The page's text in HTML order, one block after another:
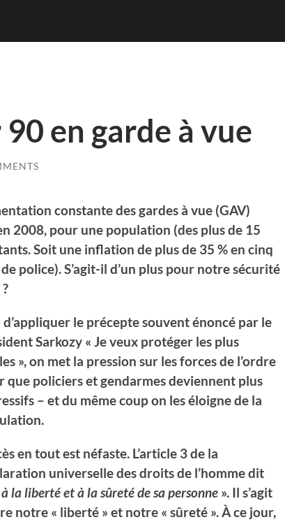
en garde à vue
constante des gardes à vue (GAV)
2008, pour une population (des plus de 15
Soit une inflation de plus de 35 % en cinq
police). S’agit-il d’un plus pour notre sécurité
le précepte souvent énoncé par le
Sarkozy « Je veux protéger les plus
», on met la pression sur les forces de l’ordre
que policiers et gendarmes deviennent plus
– et du même coup on les éloigne de la
en tout est néfaste. L’article 3 de la
universelle des droits de l’homme dit
la liberté et à la sûreté de sa personne ». Il s’agit
notre « liberté » et notre « sûreté ». À ce jour,